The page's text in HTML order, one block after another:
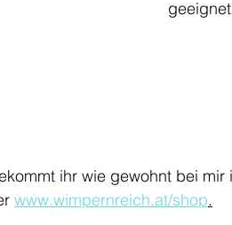
ihr wie gewohnt bei
www.wimpernreich.at/shop.